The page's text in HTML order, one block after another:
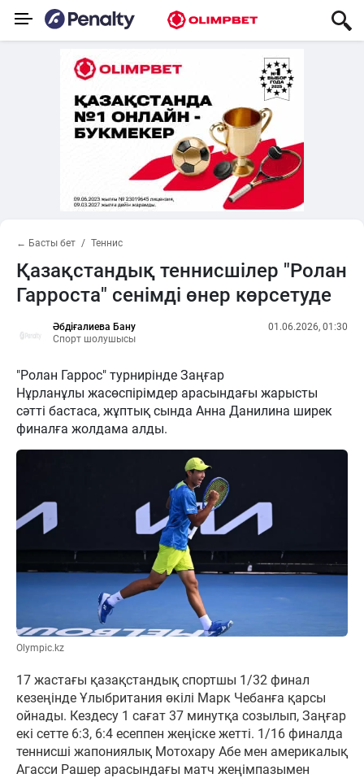
← Басты бет Теннис
Қазақстандық теннисшілер "Ролан
Гарроста" сенімді өнер көрсетуде
Әбдіғалиева Бану
Спорт шолушысы
01.06.2026, 01:30
"Ролан Гаррос" турнирінде Заңғар
Нұрланұлы жасөспірімдер арасындағы жарысты
сәтті бастаса, жұптық сында Анна Данилина ширек
финалға жолдама алды.
Olympic.kz
17 жастағы қазақстандық спортшы 1/32 финал
кезеңінде Ұлыбритания өкілі Марк Чебанға қарсы
ойнады. Кездесу 1 сағат 37 минутқа созылып, Заңғар
екі сетте 6:3, 6:4 есеппен жеңіске жетті. 1/16 финалда
теннисші жапониялық Мотохару Абе мен америкалық
Агасси Рашер арасындағы матч жеңімпазымен